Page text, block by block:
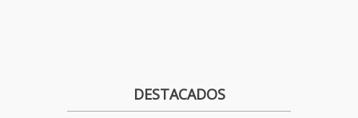
DESTACADOS